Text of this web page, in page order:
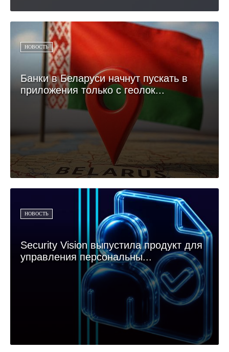
НОВОСТЬ
Банки в Беларуси начнут пускать в
приложения только с геолок...
НОВОСТЬ
Security Vision выпустила продукт для
управления персональны...